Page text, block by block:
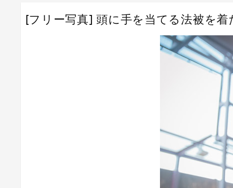
[フリー写真] 頭に手を当てる法被を着